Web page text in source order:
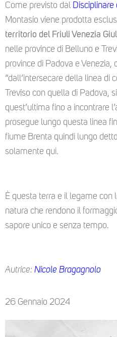
Come previsto dal Disciplinare
Montasio viene prodotta
territorio del Friuli Venezia
nelle province di Belluno e
province di Padova e Venezia,
“dall’intersecare della linea di
Treviso con quella di Padova,
quest’ultima fino a incontrare
prosegue lungo questa linea
fiume Brenta quindi lungo
solamente qui.
È questa terra e il legame con
natura che rendono il
sapore unico e senza tempo.
Autrice: Nicole Bragagnolo
26 Gennaio 2024